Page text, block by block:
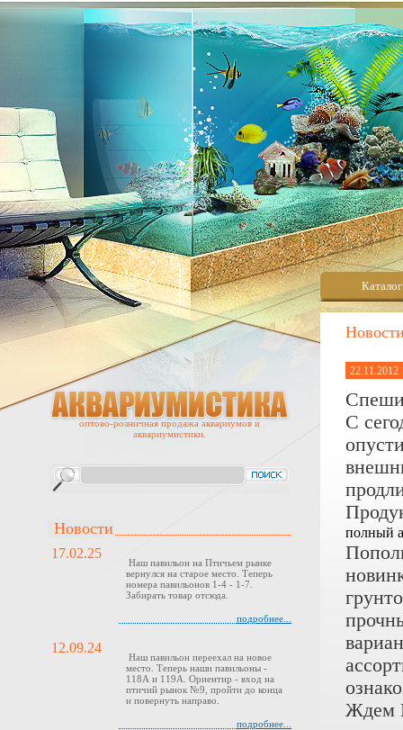
Каталог
22.11.2012
С
полный
Ждем
оптово-розничная продажа аквариумов и
аквариумистики.
Новости
17.02.25
Наш павильон на Птичьем рынке
вернулся на старое место. Теперь
номера павильонов 1-4 - 1-7.
Забирать товар отсюда.
подробнее...
12.09.24
Наш павильон переехал на новое
место. Теперь наши павильоны -
118А и 119А. Ориентир - вход на
птичий рынок №9, пройти до конца
и повернуть направо.
подробнее...